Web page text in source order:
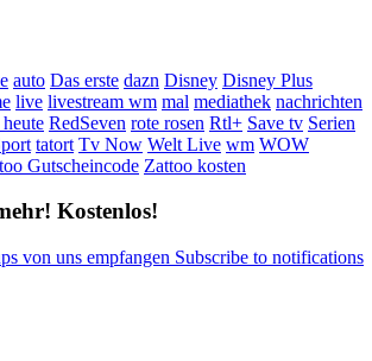
auto Das erste dazn Disney Disney Plus
live livestream wm mal mediathek nachrichten
RedSeven rote rosen Rtl+ Save tv Serien
tatort Tv Now Welt Live wm WOW
Gutscheincode Zattoo kosten
Kostenlos!
von uns empfangen Subscribe to notifications